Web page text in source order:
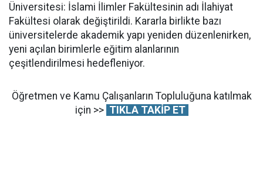
Üniversitesi: İslami İlimler Fakültesinin adı İlahiyat
Fakültesi olarak değiştirildi. Kararla birlikte bazı
üniversitelerde akademik yapı yeniden düzenlenirken,
yeni açılan birimlerle eğitim alanlarının
çeşitlendirilmesi hedefleniyor.
Öğretmen ve Kamu Çalışanların Topluluğuna katılmak
için >> TIKLA TAKİP ET